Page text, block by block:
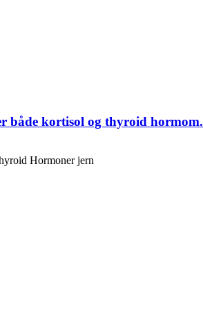
både kortisol og thyroid hormom.